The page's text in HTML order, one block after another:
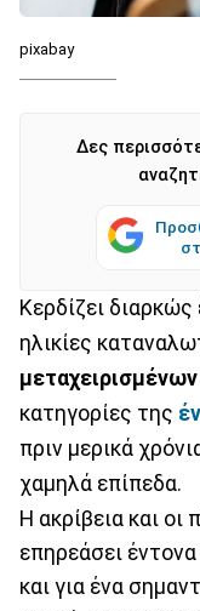
pixabay
Δες
Kερδίζει
ηλικίες
κατηγορίες της
πριν μερικά
χαμηλά επίπεδα.
Η ακρίβεια και οι
επηρεάσει
και για ένα